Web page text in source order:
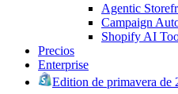
Agentic
Campaign
Shopify AI
Precios
Enterprise
Edition de primavera de